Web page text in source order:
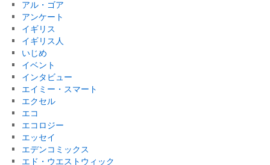
アル・ゴア
アンケート
イギリス
イギリス人
いじめ
イベント
インタビュー
エイミー・スマート
エクセル
エコ
エコロジー
エッセイ
エデンコミックス
エド・ウエストウィック